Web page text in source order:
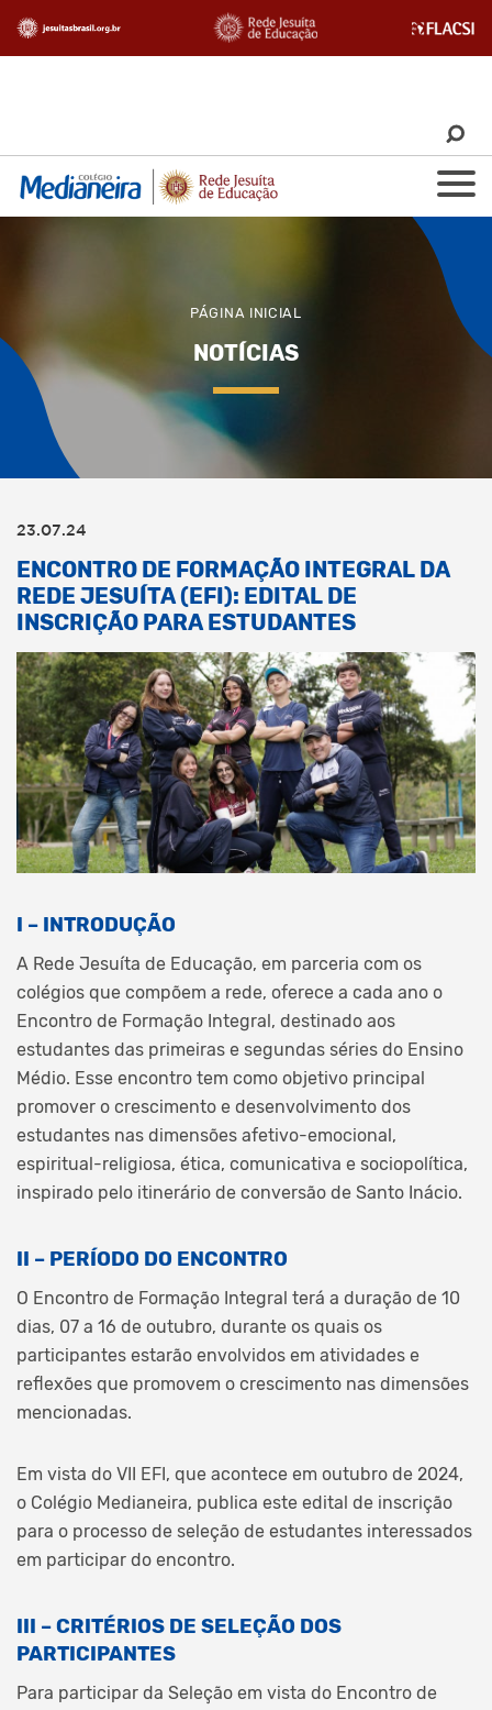
Começou a seleção para o novo grupo de estudantes que
participarão do EFI
PÁGINA INICIAL
NOTÍCIAS
23.07.24
ENCONTRO DE FORMAÇÃO INTEGRAL DA
REDE JESUÍTA (EFI): EDITAL DE
INSCRIÇÃO PARA ESTUDANTES
I – INTRODUÇÃO
A Rede Jesuíta de Educação, em parceria com os
colégios que compõem a rede, oferece a cada ano o
Encontro de Formação Integral, destinado aos
estudantes das primeiras e segundas séries do Ensino
Médio. Esse encontro tem como objetivo principal
promover o crescimento e desenvolvimento dos
estudantes nas dimensões afetivo-emocional,
espiritual-religiosa, ética, comunicativa e sociopolítica,
inspirado pelo itinerário de conversão de Santo Inácio.
II – PERÍODO DO ENCONTRO
O Encontro de Formação Integral terá a duração de 10
dias, 07 a 16 de outubro, durante os quais os
participantes estarão envolvidos em atividades e
reflexões que promovem o crescimento nas dimensões
mencionadas.
Em vista do VII EFI, que acontece em outubro de 2024,
o Colégio Medianeira, publica este edital de inscrição
para o processo de seleção de estudantes interessados
em participar do encontro.
III – CRITÉRIOS DE SELEÇÃO DOS
PARTICIPANTES
Para participar da Seleção em vista do Encontro de